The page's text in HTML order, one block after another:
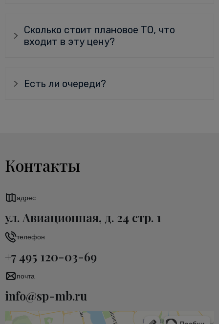
Сколько стоит плановое ТО, что
входит в эту цену?
Есть ли очереди?
Контакты
адрес
ул. Авиационная, д. 24 стр. 1
телефон
+7 495 120-03-69
почта
info@sp-mb.ru